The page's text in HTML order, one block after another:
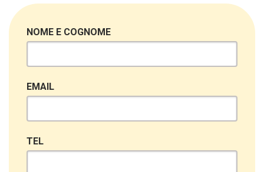
NOME E COGNOME
EMAIL
TEL